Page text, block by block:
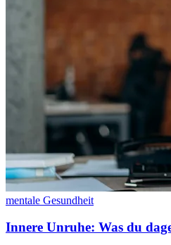
mentale Gesundheit
Innere Unruhe: Was du